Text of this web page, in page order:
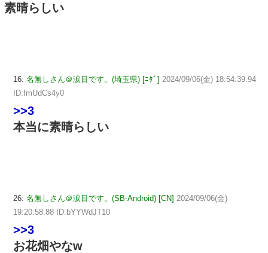
素晴らしい
16: 名無しさん＠涙目です。(埼玉県) [ﾆﾀﾞ] 2024/09/06(金) 18:54:39.94
ID:ImUdCs4y0
>>3
本当に素晴らしい
26: 名無しさん＠涙目です。(SB-Android) [CN] 2024/09/06(金)
19:20:58.88 ID:bYYWdJT10
>>3
お花畑やなw